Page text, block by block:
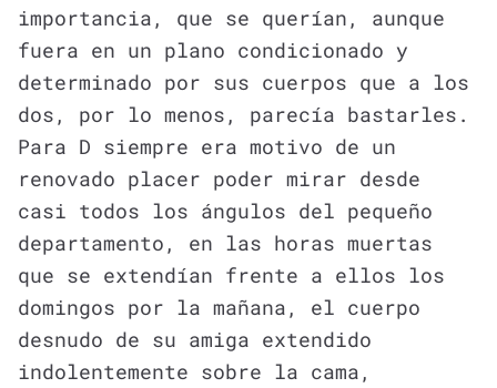
importancia, que se querían, aunque
fuera en un plano condicionado y
determinado por sus cuerpos que a los
dos, por lo menos, parecía bastarles.
Para D siempre era motivo de un
renovado placer poder mirar desde
casi todos los ángulos del pequeño
departamento, en las horas muertas
que se extendían frente a ellos los
domingos por la mañana, el cuerpo
desnudo de su amiga extendido
indolentemente sobre la cama,